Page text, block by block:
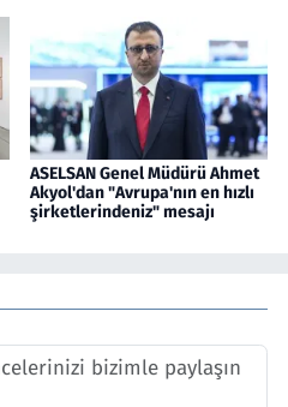
ASELSAN Genel Müdürü Ahmet
Akyol'dan "Avrupa'nın en hızlı
şirketlerindeniz" mesajı